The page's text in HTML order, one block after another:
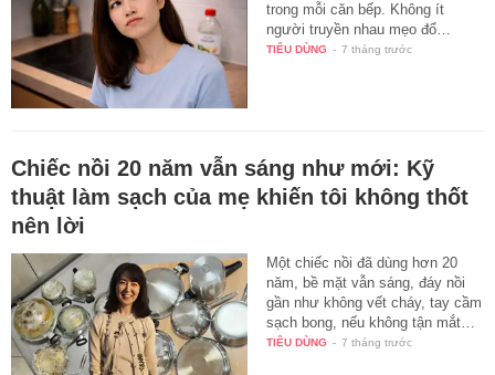
trong mỗi căn bếp. Không ít
người truyền nhau mẹo đổ…
TIÊU DÙNG - 7 tháng trước
Chiếc nồi 20 năm vẫn sáng như mới: Kỹ
thuật làm sạch của mẹ khiến tôi không thốt
nên lời
Một chiếc nồi đã dùng hơn 20
năm, bề mặt vẫn sáng, đáy nồi
gần như không vết cháy, tay cầm
sạch bong, nếu không tận mắt…
TIÊU DÙNG - 7 tháng trước